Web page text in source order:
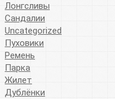
Лонгсливы
Сандалии
Uncategorized
Пуховики
Ремень
Парка
Жилет
Дублёнки